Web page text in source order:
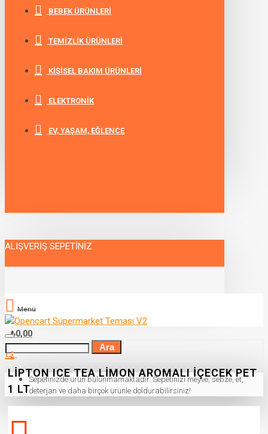
BEBEK ÜRÜNLERI
TEMIZLIK ÜRÜNLERI
KIŞISEL BAKIM ÜRÜNLERI
ELEKTRONIK
EV, YAŞAM, EĞLENCE
ALIŞVERIŞ SEPETINIZ
Menü
₺0,00
0
Sepetinizde ürün bulunmamaktadır. Sepetinizi meyve, sebze, et,
deterjan ve daha birçok ürünle doldurabilirsiniz!
Ara
LIPTON ICE TEA LIMON AROMALI İÇECEK PET
1 LT